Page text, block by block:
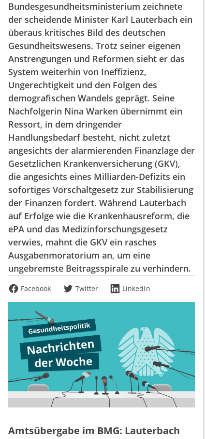
Bundesgesundheitsministerium zeichnete
der scheidende Minister Karl Lauterbach ein
überaus kritisches Bild des deutschen
Gesundheitswesens. Trotz seiner eigenen
Anstrengungen und Reformen sieht er das
System weiterhin von Ineffizienz,
Ungerechtigkeit und den Folgen des
demografischen Wandels geprägt. Seine
Nachfolgerin Nina Warken übernimmt ein
Ressort, in dem dringender
Handlungsbedarf besteht, nicht zuletzt
angesichts der alarmierenden Finanzlage der
Gesetzlichen Krankenversicherung (GKV),
die angesichts eines Milliarden-Defizits ein
sofortiges Vorschaltgesetz zur Stabilisierung
der Finanzen fordert. Während Lauterbach
auf Erfolge wie die Krankenhausreform, die
ePA und das Medizinforschungsgesetz
verwies, mahnt die GKV ein rasches
Ausgabenmoratorium an, um eine
ungebremste Beitragsspirale zu verhindern.
Facebook Twitter LinkedIn
Amtsübergabe im BMG: Lauterbach